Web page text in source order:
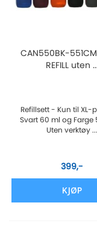
CAN550BK-
REFILL uten
Refillsett - Kun til XL-
Svart 60 ml og Farge
Uten verktøy ...
399,-
KJØP